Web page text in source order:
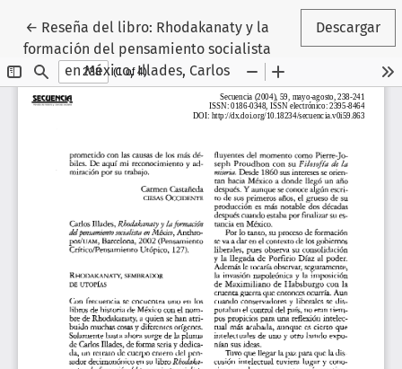
← Volver a los detalles del artículo
Reseña del libro: Rhodakanaty y la
formación del pensamiento socialista
en México, Illades, Carlos
Descargar